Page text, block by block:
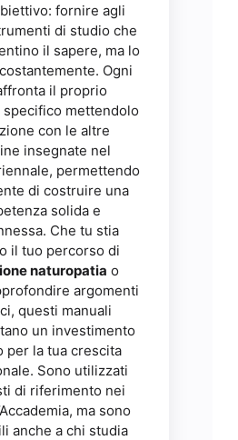
fornire agli
di studio che
il sapere, ma lo
Ogni
il proprio
mettendolo
con le altre
insegnate nel
permettendo
di costruire una
solida e
Che tu stia
il tuo percorso di
naturopatia o
argomenti
questi manuali
un investimento
per la tua crescita
Sono utilizzati
di riferimento nei
ma sono
anche a chi studia